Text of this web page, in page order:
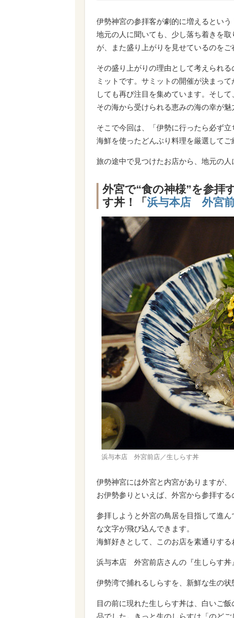
伊勢神宮の参拝客が劇的に増えるという
地元の人に聞いても、少し落ち着きを
が、また盛り上がりを見せているのをご
その盛り上がりの理由として考えられ
ミットです。サミットの開催が決まっ
しても再び注目を集めています。そし
その海から受けられる恵みの海の幸が魅
そこで今回は、「伊勢に行ったら必ず
海鮮を使ったどんぶり料理を厳選してご
旅の途中で見つけたお店から、地元の
外宮で“食の神様”を参拝
す丼！「 浜与本店 外宮
浜与本店 外宮前店／生しらす丼
伊勢神宮には外宮と内宮がありますが、
お伊勢参りといえば、外宮から参拝する
参拝しようと外宮の鳥居を目指して進
な文字が飛び込んできます。
海鮮好きとして、このお店を素通りする
浜与本店 外宮前店さんの『生しらす丼
伊勢湾で捕れるしらすを、新鮮な生の
目の前に現れた生しらす丼は、白いご